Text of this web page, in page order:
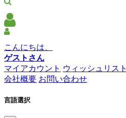
こんにちは、
ゲストさん
マイアカウント ウィッシュリスト
会社概要 お問い合わせ
言語選択